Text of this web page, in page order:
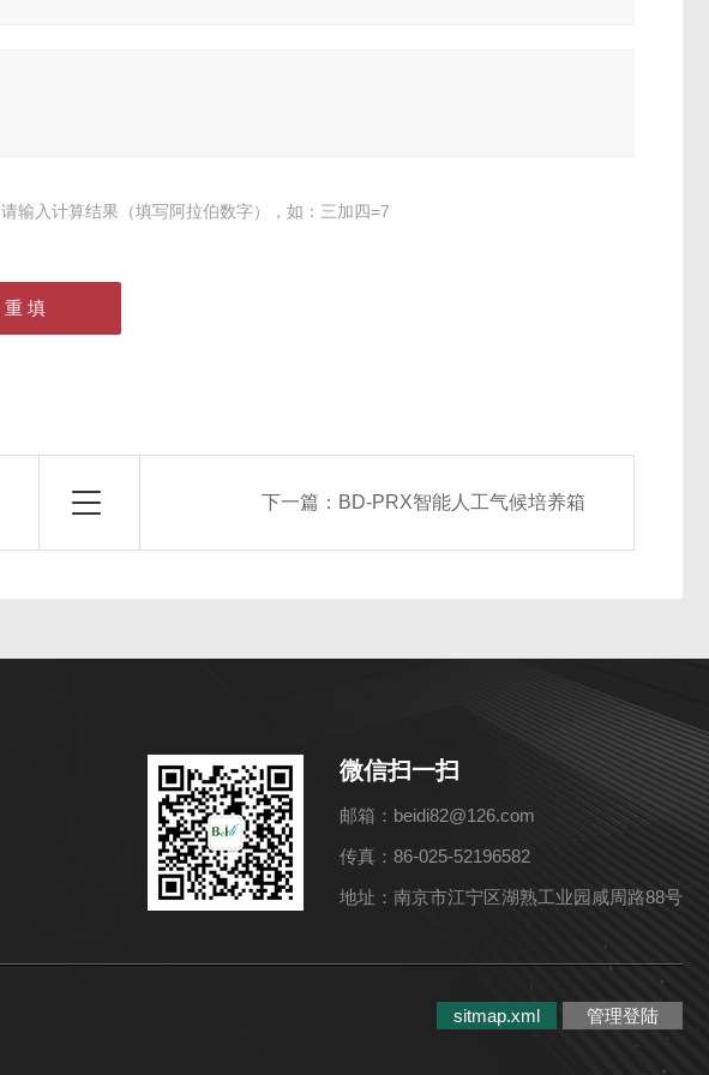
请输入计算结果（填写阿拉伯数字），如：三加四=7
下一篇： BD-PRX智能人工气候培养箱
微信扫一扫
邮箱：beidi82@126.com
传真：86-025-52196582
地址：南京市江宁区湖熟工业园咸周路88号
sitmap.xml 管理登陆